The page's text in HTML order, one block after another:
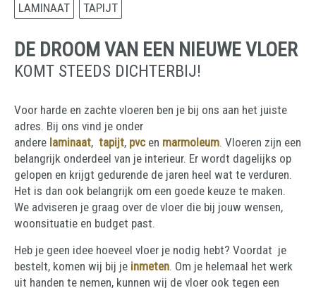
LAMINAAT
TAPIJT
DE DROOM VAN EEN NIEUWE VLOER
KOMT STEEDS DICHTERBIJ!
Voor harde en zachte vloeren ben je bij ons aan het juiste
adres. Bij ons vind je onder
andere laminaat, tapijt, pvcen marmoleum. Vloeren zijn een
belangrijk onderdeel van je interieur. Er wordt dagelijks op
gelopen en krijgt gedurende de jaren heel wat te verduren.
Het is dan ook belangrijk om een goede keuze te maken.
We adviseren je graag over de vloer die bij jouw wensen,
woonsituatie en budget past.
Heb je geen idee hoeveel vloer je nodig hebt? Voordat je
bestelt, komen wij bij je inmeten. Om je helemaal het werk
uit handen te nemen, kunnen wij de vloer ook tegen een